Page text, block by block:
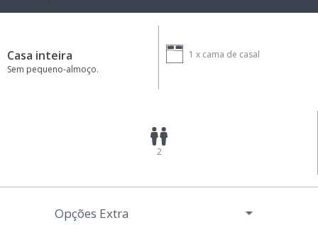
Casa inteira
Sem pequeno-almoço.
1 x cama de casal
2
Opções Extra